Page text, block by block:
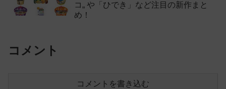
コ„ や「ひでき」など注目の新作まと
め！
コメント
コメントを書き込む